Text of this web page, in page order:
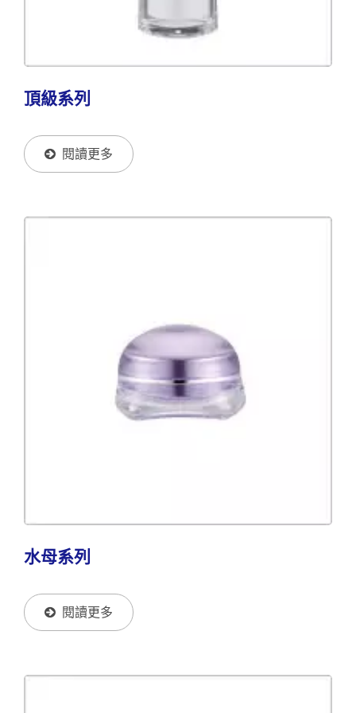
頂級系列
閱讀更多
水母系列
閱讀更多